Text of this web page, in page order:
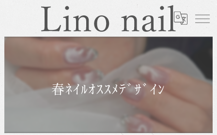
春ﾈｲﾙｵｽｽﾒﾃﾞｻﾞｲﾝ